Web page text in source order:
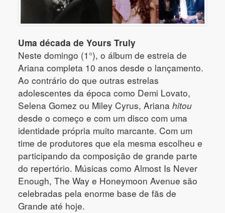
Uma década de Yours Truly
Neste domingo (1°), o álbum de estreia de
Ariana completa 10 anos desde o lançamento.
Ao contrário do que outras estrelas
adolescentes da época como Demi Lovato,
Selena Gomez ou Miley Cyrus, Ariana hitou
desde o começo e com um disco com uma
identidade própria muito marcante. Com um
time de produtores que ela mesma escolheu e
participando da composição de grande parte
do repertório. Músicas como Almost Is Never
Enough, The Way e Honeymoon Avenue são
celebradas pela enorme base de fãs de
Grande até hoje.